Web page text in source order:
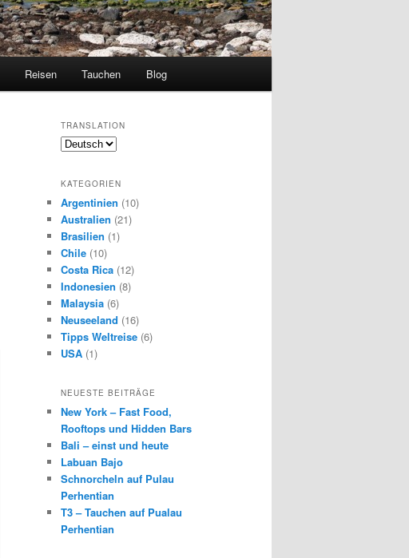
Reisen Tauchen Blog
TRANSLATION
KATEGORIEN
Argentinien (10)
Australien (21)
Brasilien (1)
Chile (10)
Costa Rica (12)
Indonesien (8)
Malaysia (6)
Neuseeland (16)
Tipps Weltreise (6)
USA (1)
NEUESTE BEITRÄGE
New York – Fast Food,
Rooftops und Hidden Bars
Bali – einst und heute
Labuan Bajo
Schnorcheln auf Pulau
Perhentian
T3 – Tauchen auf Pualau
Perhentian